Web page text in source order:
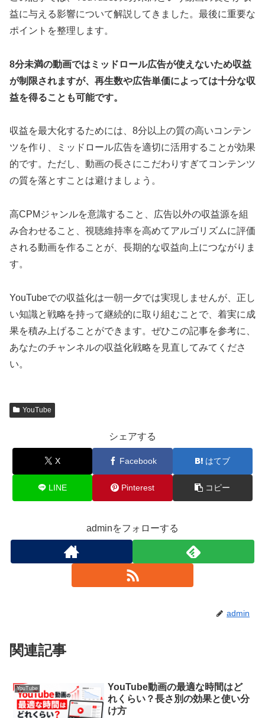
益に与える影響について解説してきました。最後に重要な
ポイントを整理します。
8分未満の動画ではミッドロール広告が使えないため収益
が制限されますが、再生数や広告単価によっては十分な収
益を得ることも可能です。
収益を最大化するためには、8分以上の質の高いコンテン
ツを作り、ミッドロール広告を適切に活用することが効果
的です。ただし、動画の長さにこだわりすぎてコンテンツ
の質を落とすことは避けましょう。
高CPMジャンルを意識すること、広告以外の収益源を組
み合わせること、視聴維持率を高めてアルゴリズムに評価
される動画を作ることが、長期的な収益向上につながりま
す。
YouTubeでの収益化は一朝一夕では実現しませんが、正し
い知識と戦略を持って継続的に取り組むことで、着実に成
果を積み上げることができます。ぜひこの記事を参考に、
あなたのチャンネルの収益化戦略を見直してみてくださ
い。
YouTube
シェアする
X Facebook はてブ
LINE Pinterest コピー
adminをフォローする
admin
関連記事
YouTube
YouTube動画の最適な時間はど
れくらい？長さ別の効果と使い分
け方